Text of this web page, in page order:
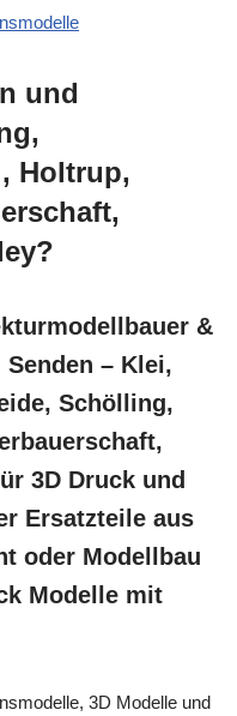
und
Holtrup,
&
– Klei,
Schölling,
3D Druck und
Ersatzteile aus
oder Modellbau
Modelle mit
3D Modelle und